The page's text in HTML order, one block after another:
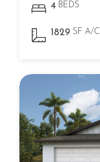
4 BEDS
1829 SF A/C